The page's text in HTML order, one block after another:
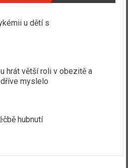
u dětí s
hrát větší roli v obezitě a
myslelo
hubnutí